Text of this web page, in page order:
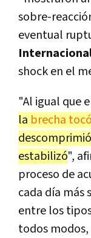
sobre-
eventual
shock en el
"Al igual que
la brecha
estabilizó",
proceso de
cada día más
entre los
todos modos,